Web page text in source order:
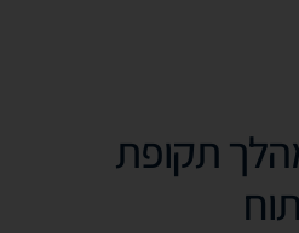
תקופת